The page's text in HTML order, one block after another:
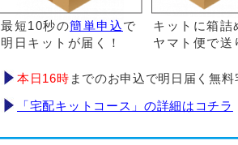
最短10秒の簡単申込で
明日キットが届く！
キットに箱詰
ヤマト便で送
本日16時 までのお申込で明日届く無
「宅配キットコース」の詳細はコチラ